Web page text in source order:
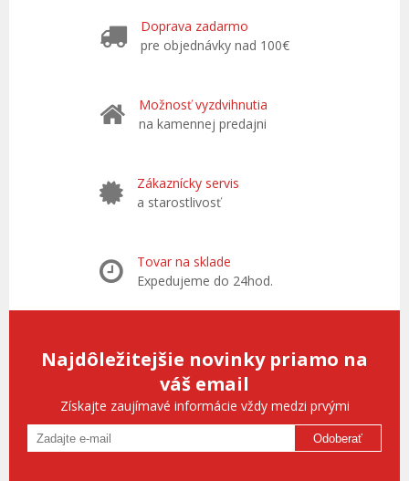
Doprava zadarmo
pre objednávky nad 100€
Možnosť vyzdvihnutia
na kamennej predajni
Zákaznícky servis
a starostlivosť
Tovar na sklade
Expedujeme do 24hod.
Najdôležitejšie novinky priamo na
váš email
Získajte zaujímavé informácie vždy medzi prvými
Odoberať